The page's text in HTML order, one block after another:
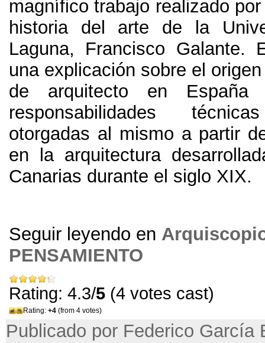
magnífico trabajo realizado
historia del arte de la
Laguna, Francisco Galante.
una explicación sobre el
de arquitecto en
responsabilidades
otorgadas al mismo a partir
en la arquitectura
Canarias durante el siglo XIX.
Seguir leyendo en
PENSAMIENTO
Rating: 4.3/5 (4 votes cast)
Rating: +4 (from 4 votes)
Publicado por Federico García